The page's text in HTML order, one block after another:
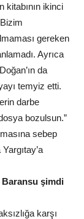
kitabının ikinci
gereken
Ayrıca
da
temyiz etti.
darbe
bozulsun.”
sebep
Baransu şimdi
karşı